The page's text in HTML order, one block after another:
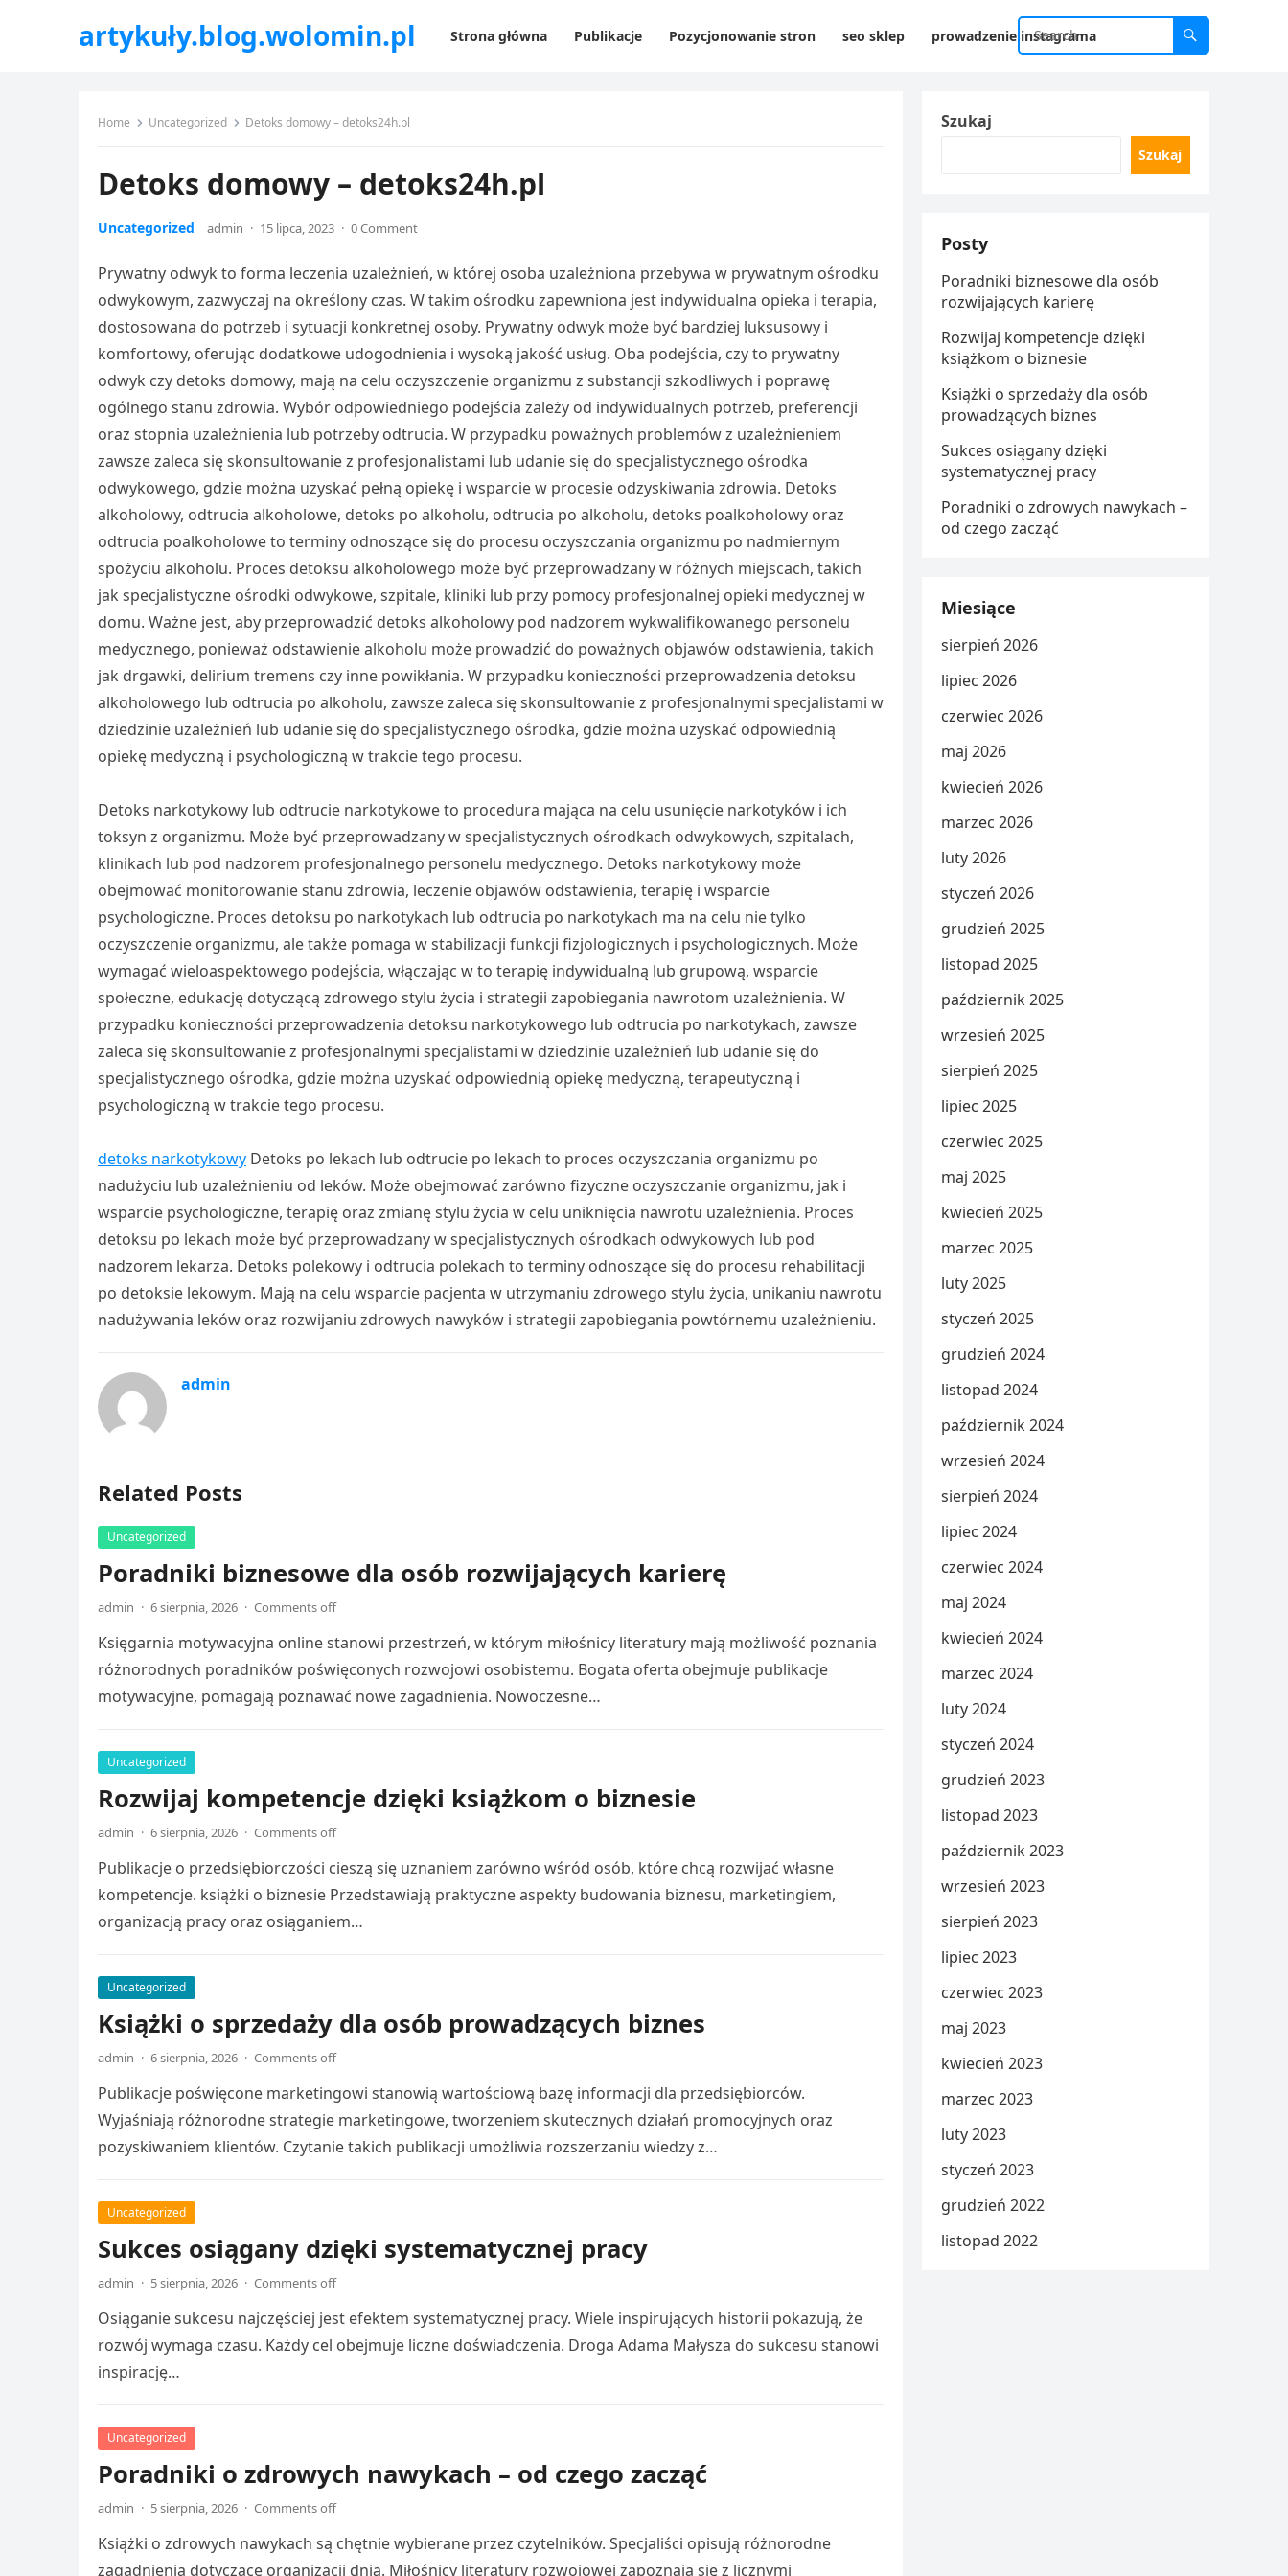
artykuły.blog.wolomin.pl Strona główna Publikacje Pozycjonowanie stron seo sklep prowadzenie instagrama
Home Uncategorized Detoks domowy – detoks24h.pl
Detoks domowy – detoks24h.pl
Uncategorized admin · 15 lipca, 2023 · 0 Comment
Prywatny odwyk to forma leczenia uzależnień, w której osoba uzależniona przebywa w prywatnym ośrodku
odwykowym, zazwyczaj na określony czas. W takim ośrodku zapewniona jest indywidualna opieka i terapia,
dostosowana do potrzeb i sytuacji konkretnej osoby. Prywatny odwyk może być bardziej luksusowy i
komfortowy, oferując dodatkowe udogodnienia i wysoką jakość usług. Oba podejścia, czy to prywatny
odwyk czy detoks domowy, mają na celu oczyszczenie organizmu z substancji szkodliwych i poprawę
ogólnego stanu zdrowia. Wybór odpowiedniego podejścia zależy od indywidualnych potrzeb, preferencji
oraz stopnia uzależnienia lub potrzeby odtrucia. W przypadku poważnych problemów z uzależnieniem
zawsze zaleca się skonsultowanie z profesjonalistami lub udanie się do specjalistycznego ośrodka
odwykowego, gdzie można uzyskać pełną opiekę i wsparcie w procesie odzyskiwania zdrowia. Detoks
alkoholowy, odtrucia alkoholowe, detoks po alkoholu, odtrucia po alkoholu, detoks poalkoholowy oraz
odtrucia poalkoholowe to terminy odnoszące się do procesu oczyszczania organizmu po nadmiernym
spożyciu alkoholu. Proces detoksu alkoholowego może być przeprowadzany w różnych miejscach, takich
jak specjalistyczne ośrodki odwykowe, szpitale, kliniki lub przy pomocy profesjonalnej opieki medycznej w
domu. Ważne jest, aby przeprowadzić detoks alkoholowy pod nadzorem wykwalifikowanego personelu
medycznego, ponieważ odstawienie alkoholu może prowadzić do poważnych objawów odstawienia, takich
jak drgawki, delirium tremens czy inne powikłania. W przypadku konieczności przeprowadzenia detoksu
alkoholowego lub odtrucia po alkoholu, zawsze zaleca się skonsultowanie z profesjonalnymi specjalistami w
dziedzinie uzależnień lub udanie się do specjalistycznego ośrodka, gdzie można uzyskać odpowiednią
opiekę medyczną i psychologiczną w trakcie tego procesu.
Detoks narkotykowy lub odtrucie narkotykowe to procedura mająca na celu usunięcie narkotyków i ich
toksyn z organizmu. Może być przeprowadzany w specjalistycznych ośrodkach odwykowych, szpitalach,
klinikach lub pod nadzorem profesjonalnego personelu medycznego. Detoks narkotykowy może
obejmować monitorowanie stanu zdrowia, leczenie objawów odstawienia, terapię i wsparcie
psychologiczne. Proces detoksu po narkotykach lub odtrucia po narkotykach ma na celu nie tylko
oczyszczenie organizmu, ale także pomaga w stabilizacji funkcji fizjologicznych i psychologicznych. Może
wymagać wieloaspektowego podejścia, włączając w to terapię indywidualną lub grupową, wsparcie
społeczne, edukację dotyczącą zdrowego stylu życia i strategii zapobiegania nawrotom uzależnienia. W
przypadku konieczności przeprowadzenia detoksu narkotykowego lub odtrucia po narkotykach, zawsze
zaleca się skonsultowanie z profesjonalnymi specjalistami w dziedzinie uzależnień lub udanie się do
specjalistycznego ośrodka, gdzie można uzyskać odpowiednią opiekę medyczną, terapeutyczną i
psychologiczną w trakcie tego procesu.
detoks narkotykowy Detoks po lekach lub odtrucie po lekach to proces oczyszczania organizmu po
nadużyciu lub uzależnieniu od leków. Może obejmować zarówno fizyczne oczyszczanie organizmu, jak i
wsparcie psychologiczne, terapię oraz zmianę stylu życia w celu uniknięcia nawrotu uzależnienia. Proces
detoksu po lekach może być przeprowadzany w specjalistycznych ośrodkach odwykowych lub pod
nadzorem lekarza. Detoks polekowy i odtrucia polekach to terminy odnoszące się do procesu rehabilitacji
po detoksie lekowym. Mają na celu wsparcie pacjenta w utrzymaniu zdrowego stylu życia, unikaniu nawrotu
nadużywania leków oraz rozwijaniu zdrowych nawyków i strategii zapobiegania powtórnemu uzależnieniu.
admin
Related Posts
Uncategorized
Poradniki biznesowe dla osób rozwijających karierę
admin · 6 sierpnia, 2026 · Comments off
Księgarnia motywacyjna online stanowi przestrzeń, w którym miłośnicy literatury mają możliwość poznania
różnorodnych poradników poświęconych rozwojowi osobistemu. Bogata oferta obejmuje publikacje
motywacyjne, pomagają poznawać nowe zagadnienia. Nowoczesne…
Uncategorized
Rozwijaj kompetencje dzięki książkom o biznesie
admin · 6 sierpnia, 2026 · Comments off
Publikacje o przedsiębiorczości cieszą się uznaniem zarówno wśród osób, które chcą rozwijać własne
kompetencje. książki o biznesie Przedstawiają praktyczne aspekty budowania biznesu, marketingiem,
organizacją pracy oraz osiąganiem…
Uncategorized
Książki o sprzedaży dla osób prowadzących biznes
admin · 6 sierpnia, 2026 · Comments off
Publikacje poświęcone marketingowi stanowią wartościową bazę informacji dla przedsiębiorców.
Wyjaśniają różnorodne strategie marketingowe, tworzeniem skutecznych działań promocyjnych oraz
pozyskiwaniem klientów. Czytanie takich publikacji umożliwia rozszerzaniu wiedzy z…
Uncategorized
Sukces osiągany dzięki systematycznej pracy
admin · 5 sierpnia, 2026 · Comments off
Osiąganie sukcesu najczęściej jest efektem systematycznej pracy. Wiele inspirujących historii pokazują, że
rozwój wymaga czasu. Każdy cel obejmuje liczne doświadczenia. Droga Adama Małysza do sukcesu stanowi
inspirację…
Uncategorized
Poradniki o zdrowych nawykach – od czego zacząć
admin · 5 sierpnia, 2026 · Comments off
Książki o zdrowych nawykach są chętnie wybierane przez czytelników. Specjaliści opisują różnorodne
zagadnienia dotyczące organizacji dnia. Miłośnicy literatury rozwojowej zapoznają się z licznymi
Szukaj
Szukaj
Posty
Poradniki biznesowe dla osób
rozwijających karierę
Rozwijaj kompetencje dzięki
książkom o biznesie
Książki o sprzedaży dla osób
prowadzących biznes
Sukces osiągany dzięki
systematycznej pracy
Poradniki o zdrowych nawykach –
od czego zacząć
Miesiące
sierpień 2026
lipiec 2026
czerwiec 2026
maj 2026
kwiecień 2026
marzec 2026
luty 2026
styczeń 2026
grudzień 2025
listopad 2025
październik 2025
wrzesień 2025
sierpień 2025
lipiec 2025
czerwiec 2025
maj 2025
kwiecień 2025
marzec 2025
luty 2025
styczeń 2025
grudzień 2024
listopad 2024
październik 2024
wrzesień 2024
sierpień 2024
lipiec 2024
czerwiec 2024
maj 2024
kwiecień 2024
marzec 2024
luty 2024
styczeń 2024
grudzień 2023
listopad 2023
październik 2023
wrzesień 2023
sierpień 2023
lipiec 2023
czerwiec 2023
maj 2023
kwiecień 2023
marzec 2023
luty 2023
styczeń 2023
grudzień 2022
listopad 2022